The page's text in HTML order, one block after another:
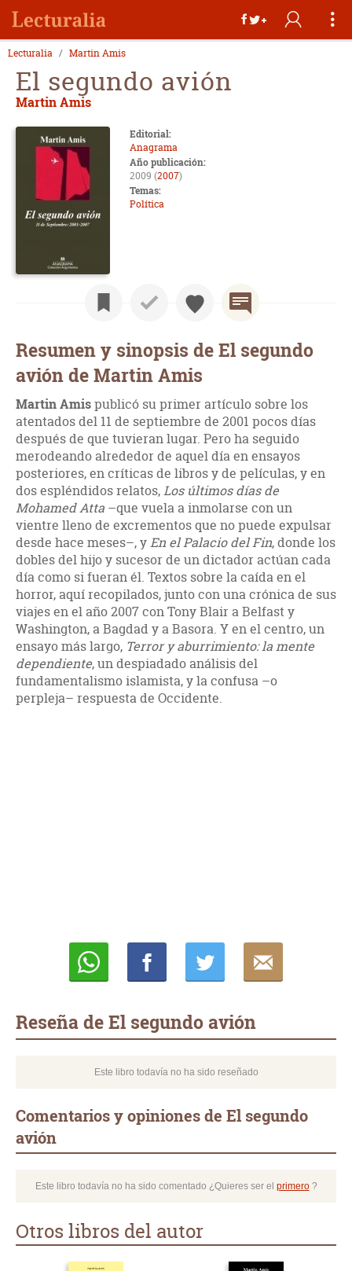
Lecturalia Martin Amis
El segundo avión
Martin Amis
Editorial:
Anagrama
Año publicación:
2009 (2007)
Temas:
Política
Resumen y sinopsis de El segundo
avión de Martin Amis
Martin Amispublicó su primer artículo sobre los
atentados del 11 de septiembre de 2001 pocos días
después de que tuvieran lugar. Pero ha seguido
merodeando alrededor de aquel día en ensayos
posteriores, en críticas de libros y de películas, y en
dos espléndidos relatos,Los últimos días de
Mohamed Atta –que vuela a inmolarse con un
vientre lleno de excrementos que no puede expulsar
desde hace meses–, yEn el Palacio del Fin, donde los
dobles del hijo y sucesor de un dictador actúan cada
día como si fueran él. Textos sobre la caída en el
horror, aquí recopilados, junto con una crónica de sus
viajes en el año 2007 con Tony Blair a Belfast y
Washington, a Bagdad y a Basora. Y en el centro, un
ensayo más largo, Terror y aburrimiento: la mente
dependiente, un despiadado análisis del
fundamentalismo islamista, y la confusa –o
perpleja– respuesta de Occidente.
Reseña de El segundo avión
Este libro todavía no ha sido reseñado
Comentarios y opiniones de El segundo
avión
Este libro todavía no ha sido comentado ¿Quieres ser el primero?
Otros libros del autor